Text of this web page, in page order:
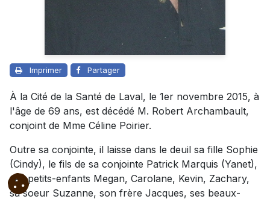
Imprimer Partager
À la Cité de la Santé de Laval, le 1er novembre 2015, à
l'âge de 69 ans, est décédé M. Robert Archambault,
conjoint de Mme Céline Poirier.
Outre sa conjointe, il laisse dans le deuil sa fille Sophie
(Cindy), le fils de sa conjointe Patrick Marquis (Yanet),
ses petits-enfants Megan, Carolane, Kevin, Zachary,
sa soeur Suzanne, son frère Jacques, ses beaux-